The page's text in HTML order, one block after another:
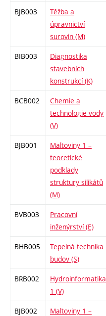
BJB003
Těžba a
úpravnictví
surovin (M)
BIB003
Diagnostika
stavebních
konstrukcí (K)
BCB002
Chemie a
technologie vody
(V)
BJB001
Maltoviny 1 –
teoretické
podklady
struktury silikátů
(M)
BVB003
Pracovní
inženýrství (E)
BHB005
Tepelná technika
budov (S)
BRB002
Hydroinformatika
1 (V)
BJB002
Maltoviny 1 –